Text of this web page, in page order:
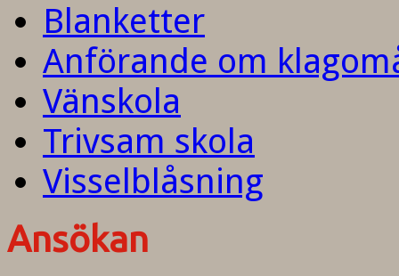
Blanketter
Anförande om
Vänskola
Trivsam skola
Visselblåsning
Ansökan